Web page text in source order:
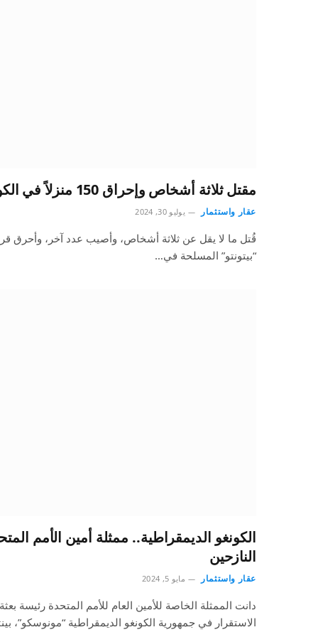
مقتل ثلاثة أشخاص وإحراق 150 منزلاً في الكونغو الديمقراطية
عقار واستثمار يوليو 30, 2024
“بيتونتو” المسلحة في…
الكونغو الديمقراطية.. ممثلة أمين الأمم
النازحين
عقار واستثمار مايو 5, 2024
دانت الممثلة الخاصة للأمين العام للأمم المتحدة رئيسة
‏الاستقرار في جمهورية الكونغو الديمقراطية “مونوسكو”،